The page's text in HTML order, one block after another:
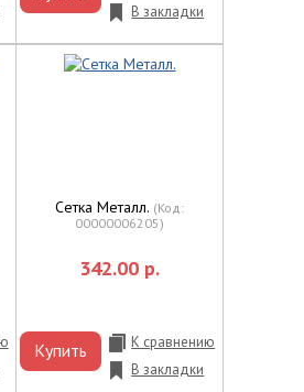
В закладки
Сетка Металл. (Код:
00000006205)
342.00 р.
Купить
К сравнению
В закладки